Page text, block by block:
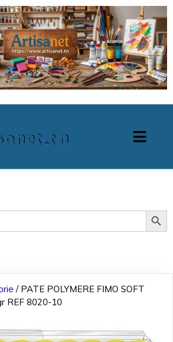
Search Button
/ PATE POLYMERE FIMO SOFT
REF 8020-10